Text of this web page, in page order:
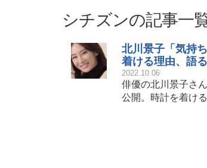
シチズンの記事一
北川景子「気持
着ける理由、語る
2022.10.06
俳優の北川景子さ
公開。時計を着け